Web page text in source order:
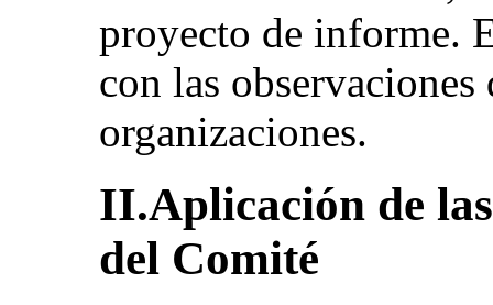
proyecto de informe.
con las observaciones
organizaciones.
II.Aplicación de
del Comité